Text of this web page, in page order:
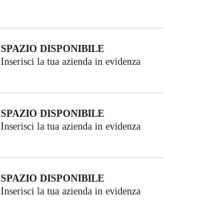
SPAZIO DISPONIBILE
Inserisci la tua azienda in evidenza
SPAZIO DISPONIBILE
Inserisci la tua azienda in evidenza
SPAZIO DISPONIBILE
Inserisci la tua azienda in evidenza